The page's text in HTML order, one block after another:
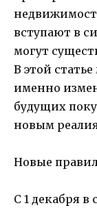
вступают в
могут
В этой
именно
будущих
новым
Новые
С 1 декабря в